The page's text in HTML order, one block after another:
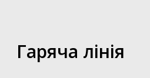
Гаряча лінія